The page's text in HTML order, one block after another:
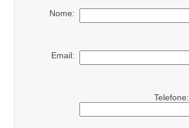
Nome:
Email:
Telefone: